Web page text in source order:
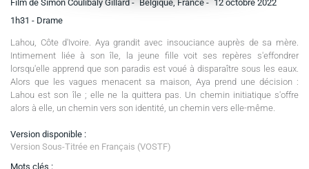
Film de Simon Coulibaly Gillard - Belgique, France - 12 octobre 2022
1h31 - Drame
Lahou, Côte d'Ivoire. Aya grandit avec insouciance auprès de sa mère.
Intimement liée à son île, la jeune fille voit ses repères s'effondrer
lorsqu'elle apprend que son paradis est voué à disparaître sous les eaux.
Alors que les vagues menacent sa maison, Aya prend une décision :
Lahou est son île ; elle ne la quittera pas. Un chemin initiatique s'offre
alors à elle, un chemin vers son identité, un chemin vers elle-même.
Version disponible :
Version Sous-Titrée en Français (VOSTF)
Mots clés :